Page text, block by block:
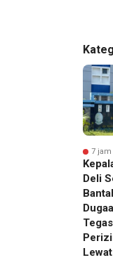
7
Deli